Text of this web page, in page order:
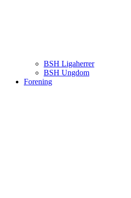
BSH Ligaherrer
BSH Ungdom
Forening